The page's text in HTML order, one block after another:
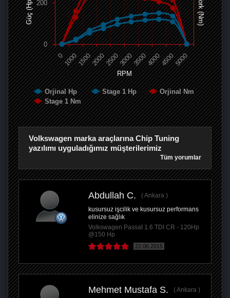
RPM
Güç (Hp) Tork (Nm)
Orjinal Hp Stage 1 Hp
Orjinal Nm
Stage 1 Nm
0 100015002000250030003500400045005000
0
200
Volkswagen marka araçlarına Chip Tuning
yazılımı uyguladığımız müşterilerimiz
Tüm yorumlar
Abdullah C.
Ankara
kusursuz işcilik ve kusursuz performans
elinize sağlık
Volkswagen Passat 1.6 TDI CR - 120Hp
@150 Hp
22.06.2015
Mehmet Mustafa S.
Ankara